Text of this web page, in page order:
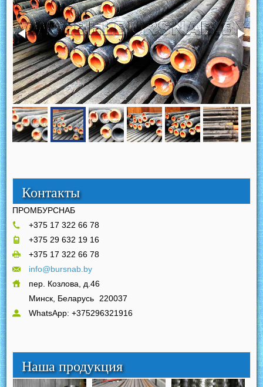
Контакты
ПРОМБУРСНАБ
+375 17 322 66 78
+375 29 632 19 16
+375 17 322 66 78
info@bursnab.by
пер. Козлова, д.46
Минск, Беларусь
220037
WhatsApp: +375296321916
Наша продукция